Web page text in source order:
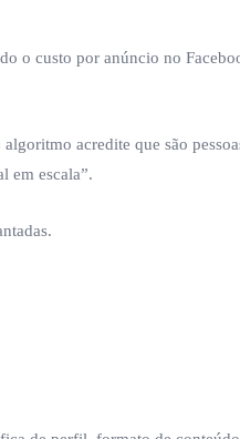
o custo por anúncio no
acredite que são
em escala”.